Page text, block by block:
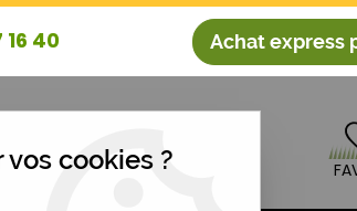
40 Achat express
cookies ?